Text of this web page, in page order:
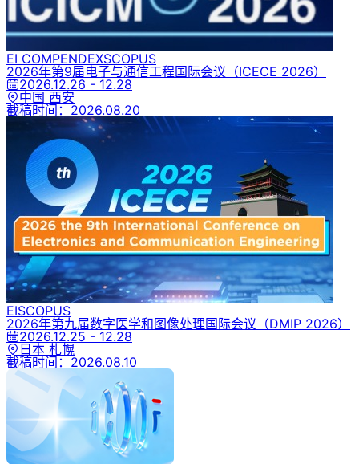
EI COMPENDEXSCOPUS
2026年第9届电子与通信工程国际会议 （ICECE 2026）
2026.12.26 - 12.28
中国 西安
截稿时间： 2026.08.20
EISCOPUS
2026年第九届数字医学和图像处理国际会议 （DMIP 2026）
2026.12.25 - 12.28
日本 札幌
截稿时间： 2026.08.10